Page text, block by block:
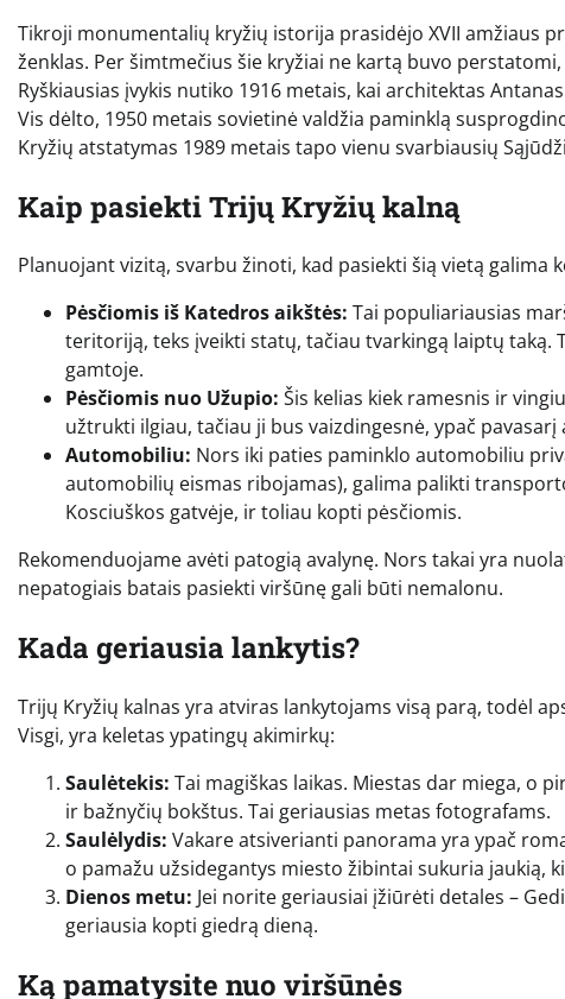
Tikroji monumentalių kryžių istorija prasidėjo XVII amžiaus
ženklas. Per šimtmečius šie kryžiai ne kartą buvo
Ryškiausias įvykis nutiko 1916 metais, kai architektas
Vis dėlto, 1950 metais sovietinė valdžia paminklą
Kryžių atstatymas 1989 metais tapo vienu svarbiausių
Kaip pasiekti Trijų Kryžių kalną
Planuojant vizitą, svarbu žinoti, kad pasiekti šią vietą galima
Pėsčiomis iš Katedros aikštės: Tai populiariausias
teritoriją, teks įveikti statų, tačiau tvarkingą laiptų taką.
gamtoje.
Pėsčiomis nuo Užupio: Šis kelias kiek ramesnis ir
užtrukti ilgiau, tačiau ji bus vaizdingesnė, ypač pavasarį
Automobiliu: Nors iki paties paminklo automobiliu
automobilių eismas ribojamas), galima palikti
Kosciuškos gatvėje, ir toliau kopti pėsčiomis.
Rekomenduojame avėti patogią avalynę. Nors takai yra
nepatogiais batais pasiekti viršūnę gali būti nemalonu.
Kada geriausia lankytis?
Trijų Kryžių kalnas yra atviras lankytojams visą parą, todėl
Visgi, yra keletas ypatingų akimirkų:
Saulėtekis: Tai magiškas laikas. Miestas dar miega, o
ir bažnyčių bokštus. Tai geriausias metas fotografams.
Saulėlydis: Vakare atsiverianti panorama yra ypač
o pamažu užsidegantys miesto žibintai sukuria jaukią,
Dienos metu: Jei norite geriausiai įžiūrėti detales –
geriausia kopti giedrą dieną.
Ką pamatysite nuo viršūnės